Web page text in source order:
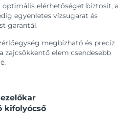
elérhetőséget biztosít, a
egyenletes vízsugarat és
garantál.
megbízható és precíz
zajcsökkentő elem csendesebb
kifolyócső